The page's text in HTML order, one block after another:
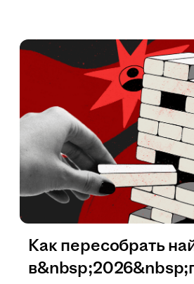
Как пересобрать